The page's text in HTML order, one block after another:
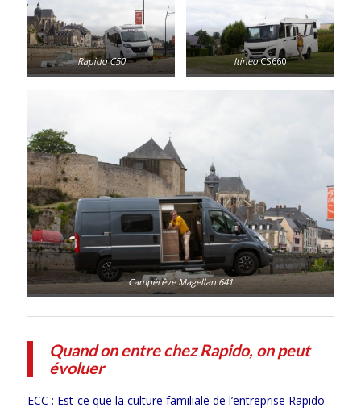
Rapido C50 ItineoCS660
Campérêve Magellan 641
Quand on entre chez Rapido, on peut
évoluer
ECC : Est-ce que la culture familiale de l’entreprise Rapido